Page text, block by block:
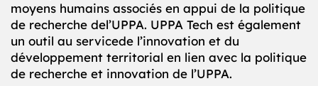
moyens humains associés en appui de la politique
de recherche del’UPPA. UPPA Tech est également
un outil au servicede l’innovation et du
développement territorial en lien avec la politique
de recherche et innovation de l’UPPA.